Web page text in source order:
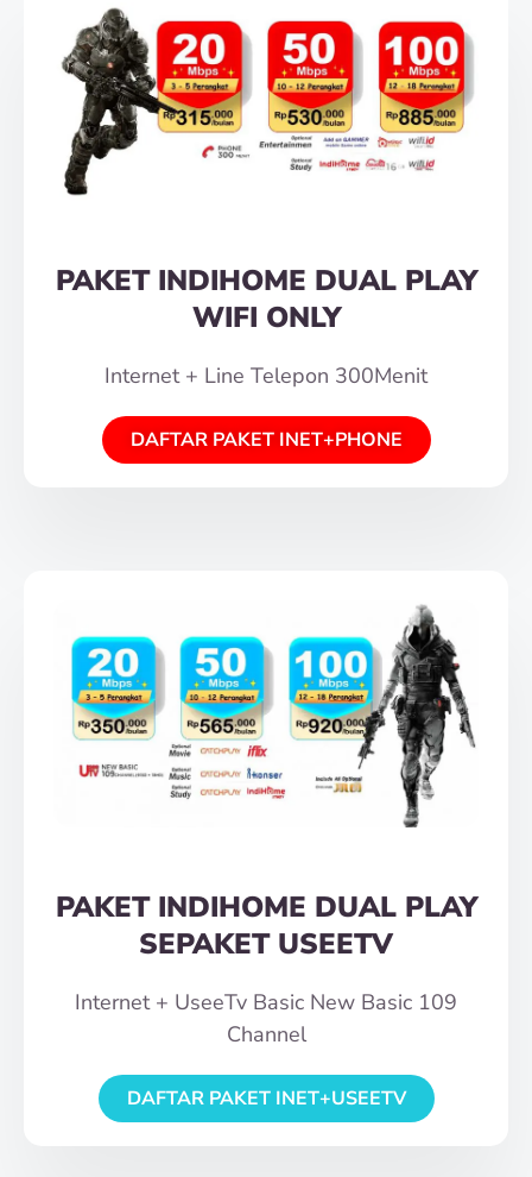
PAKET INDIHOME DUAL PLAY
WIFI ONLY
Internet + Line Telepon 300Menit
DAFTAR PAKET INET+PHONE
PAKET INDIHOME DUAL PLAY
SEPAKET USEETV
Internet + UseeTv Basic New Basic 109
Channel
DAFTAR PAKET INET+USEETV